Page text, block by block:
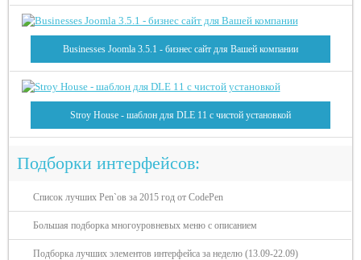
Businesses Joomla 3.5.1 - бизнес сайт для Вашей компании
Stroy House - шаблон для DLE 11 с чистой установкой
Подборки интерфейсов:
Список лучших Pen`ов за 2015 год от CodePen
Большая подборка многоуровневых меню с описанием
Подборка лучших элементов интерфейса за неделю (13.09-22.09)